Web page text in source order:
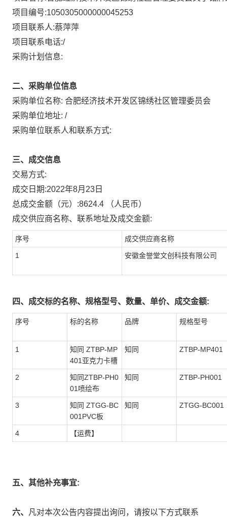
项目编号:1050305000000045253
项目联系人:蔡萍萍
项目联系电话:/
采购计划信息:
二、采购单位信息
采购单位名称: 合肥经济技术开发区锦绣社区管理委员会
采购单位地址: /
采购单位联系人和联系方式:
三、成交信息
交易方式:
成交日期:2022年8月23日
总成交金额（元）:8624.4 （人民币）
成交供应商名称、联系地址及成交金额:
序号 成交供应商名称
1 安徽金誉堂文创科技有限公司
四、成交标的名称、规格型号、数量、单价、成交金额:
序号 标的名称 品牌 规格型号
1
知同 ZTBP-MP
401亚克力卡槽
知同 ZTBP-MP401
2
知同ZTBP-PH0
01喷绘布
知同 ZTBP-PH001
3
知同 ZTGG-BC
001PVC板
知同 ZTGG-BC001
4 【运费】
五、其他补充事宜:
六、
凡对本次公告内容提出询问，请按以下方式联系